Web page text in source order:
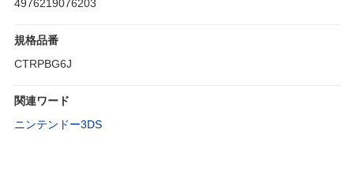
4976219076203
規格品番
CTRPBG6J
関連ワード
ニンテンドー3DS